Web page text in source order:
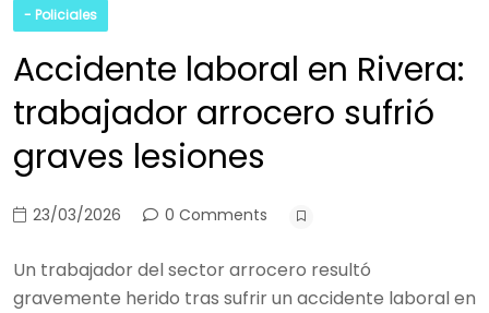
- Policiales
Accidente laboral en Rivera:
trabajador arrocero sufrió
graves lesiones
23/03/2026 0 Comments
Un trabajador del sector arrocero resultó
gravemente herido tras sufrir un accidente laboral en